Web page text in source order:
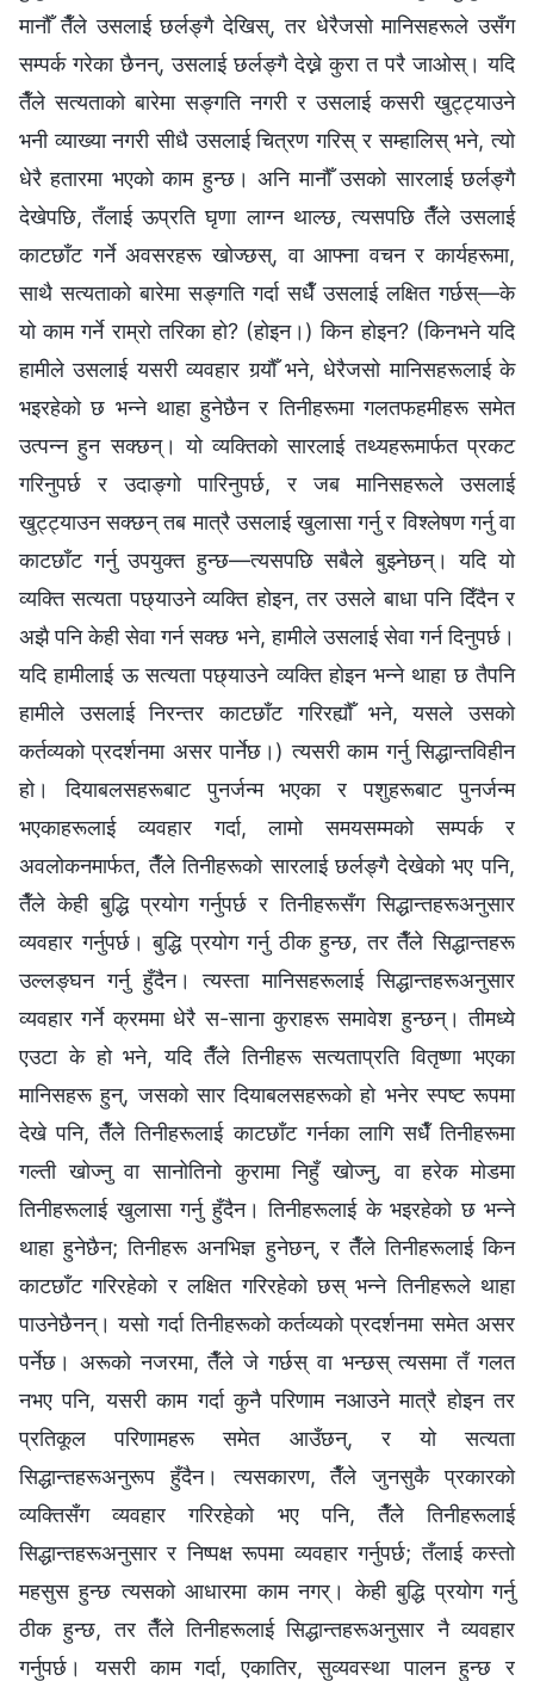
मानौँ तैँले उसलाई छर्लङ्गै देखिस्, तर धेरैजसो मानिसहरूले उसँग
सम्पर्क गरेका छैनन्, उसलाई छर्लङ्गै देख्ने कुरा त परै जाओस्। यदि
तैँले सत्यताको बारेमा सङ्गति नगरी र उसलाई कसरी खुट्ट्याउने
भनी व्याख्या नगरी सीधै उसलाई चित्रण गरिस् र सम्हालिस् भने, त्यो
धेरै हतारमा भएको काम हुन्छ। अनि मानौँ उसको सारलाई छर्लङ्गै
देखेपछि, तँलाई ऊप्रति घृणा लाग्न थाल्छ, त्यसपछि तैँले उसलाई
काटछाँट गर्ने अवसरहरू खोज्छस्, वा आफ्ना वचन र कार्यहरूमा,
साथै सत्यताको बारेमा सङ्गति गर्दा सधैँ उसलाई लक्षित गर्छस्—के
यो काम गर्ने राम्रो तरिका हो? (होइन।) किन होइन? (किनभने यदि
हामीले उसलाई यसरी व्यवहार गर्‍यौँ भने, धेरैजसो मानिसहरूलाई के
भइरहेको छ भन्‍ने थाहा हुनेछैन र तिनीहरूमा गलतफहमीहरू समेत
उत्पन्न हुन सक्छन्। यो व्यक्तिको सारलाई तथ्यहरूमार्फत प्रकट
गरिनुपर्छ र उदाङ्गो पारिनुपर्छ, र जब मानिसहरूले उसलाई
खुट्ट्याउन सक्छन् तब मात्रै उसलाई खुलासा गर्नु र विश्लेषण गर्नु वा
काटछाँट गर्नु उपयुक्त हुन्छ—त्यसपछि सबैले बुझ्नेछन्। यदि यो
व्यक्ति सत्यता पछ्याउने व्यक्ति होइन, तर उसले बाधा पनि दिँदैन र
अझै पनि केही सेवा गर्न सक्छ भने, हामीले उसलाई सेवा गर्न दिनुपर्छ।
यदि हामीलाई ऊ सत्यता पछ्याउने व्यक्ति होइन भन्‍ने थाहा छ तैपनि
हामीले उसलाई निरन्तर काटछाँट गरिरह्यौँ भने, यसले उसको
कर्तव्यको प्रदर्शनमा असर पार्नेछ।) त्यसरी काम गर्नु सिद्धान्तविहीन
हो। दियाबलसहरूबाट पुनर्जन्म भएका र पशुहरूबाट पुनर्जन्म
भएकाहरूलाई व्यवहार गर्दा, लामो समयसम्मको सम्पर्क र
अवलोकनमार्फत, तैँले तिनीहरूको सारलाई छर्लङ्गै देखेको भए पनि,
तैँले केही बुद्धि प्रयोग गर्नुपर्छ र तिनीहरूसँग सिद्धान्तहरूअनुसार
व्यवहार गर्नुपर्छ। बुद्धि प्रयोग गर्नु ठीक हुन्छ, तर तैँले सिद्धान्तहरू
उल्लङ्घन गर्नु हुँदैन। त्यस्ता मानिसहरूलाई सिद्धान्तहरूअनुसार
व्यवहार गर्ने क्रममा धेरै स-साना कुराहरू समावेश हुन्छन्। तीमध्ये
एउटा के हो भने, यदि तैँले तिनीहरू सत्यताप्रति वितृष्णा भएका
मानिसहरू हुन्, जसको सार दियाबलसहरूको हो भनेर स्पष्ट रूपमा
देखे पनि, तैँले तिनीहरूलाई काटछाँट गर्नका लागि सधैँ तिनीहरूमा
गल्ती खोज्‍नु वा सानोतिनो कुरामा निहुँ खोज्‍नु, वा हरेक मोडमा
तिनीहरूलाई खुलासा गर्नु हुँदैन। तिनीहरूलाई के भइरहेको छ भन्‍ने
थाहा हुनेछैन; तिनीहरू अनभिज्ञ हुनेछन्, र तैँले तिनीहरूलाई किन
काटछाँट गरिरहेको र लक्षित गरिरहेको छस् भन्‍ने तिनीहरूले थाहा
पाउनेछैनन्। यसो गर्दा तिनीहरूको कर्तव्यको प्रदर्शनमा समेत असर
पर्नेछ। अरूको नजरमा, तैँले जे गर्छस् वा भन्छस् त्यसमा तँ गलत
नभए पनि, यसरी काम गर्दा कुनै परिणाम नआउने मात्रै होइन तर
प्रतिकूल परिणामहरू समेत आउँछन्, र यो सत्यता
सिद्धान्तहरूअनुरूप हुँदैन। त्यसकारण, तैँले जुनसुकै प्रकारको
व्यक्तिसँग व्यवहार गरिरहेको भए पनि, तैँले तिनीहरूलाई
सिद्धान्तहरूअनुसार र निष्पक्ष रूपमा व्यवहार गर्नुपर्छ; तँलाई कस्तो
महसुस हुन्छ त्यसको आधारमा काम नगर्। केही बुद्धि प्रयोग गर्नु
ठीक हुन्छ, तर तैँले तिनीहरूलाई सिद्धान्तहरूअनुसार नै व्यवहार
गर्नुपर्छ। यसरी काम गर्दा, एकातिर, सुव्यवस्था पालन हुन्छ र